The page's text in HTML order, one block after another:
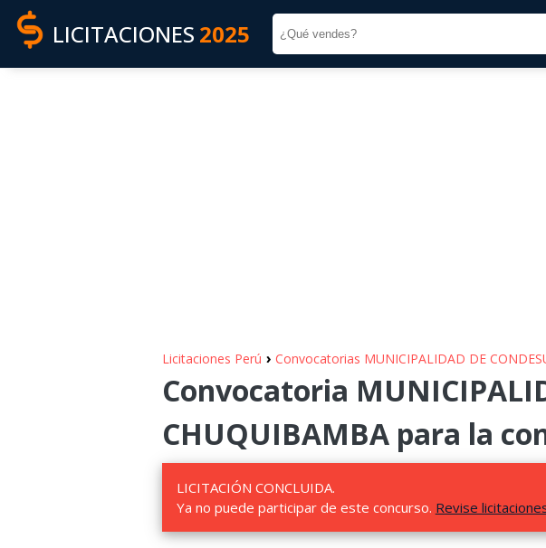
LICITACIONES 2025
Licitaciones Perú › Convocatorias MUNICIPALIDAD DE
Convocatoria
CHUQUIBAMBA para la
LICITACIÓN CONCLUIDA.
Ya no puede participar de este concurso. Revise